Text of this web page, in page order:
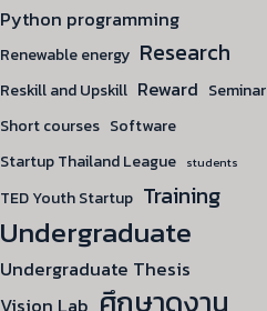
Python programming
Renewable energy Research
Reskill and Upskill Reward Seminar
Short courses Software
Startup Thailand League
students
TED Youth Startup Training
Undergraduate
Undergraduate Thesis
Vision Lab ศึกษาดูงาน